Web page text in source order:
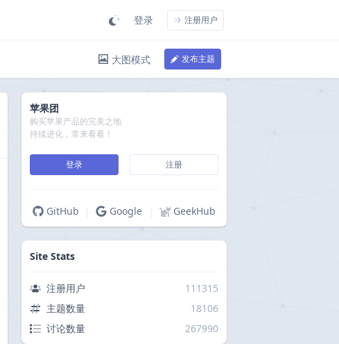
登录 注册用户
大图模式 发布主题
苹果团
购买苹果产品的完美之地
持续进化，常来看看！
登录 注册
GitHub Google GeekHub
Site Stats
注册用户
111315
主题数量
18106
讨论数量
267990